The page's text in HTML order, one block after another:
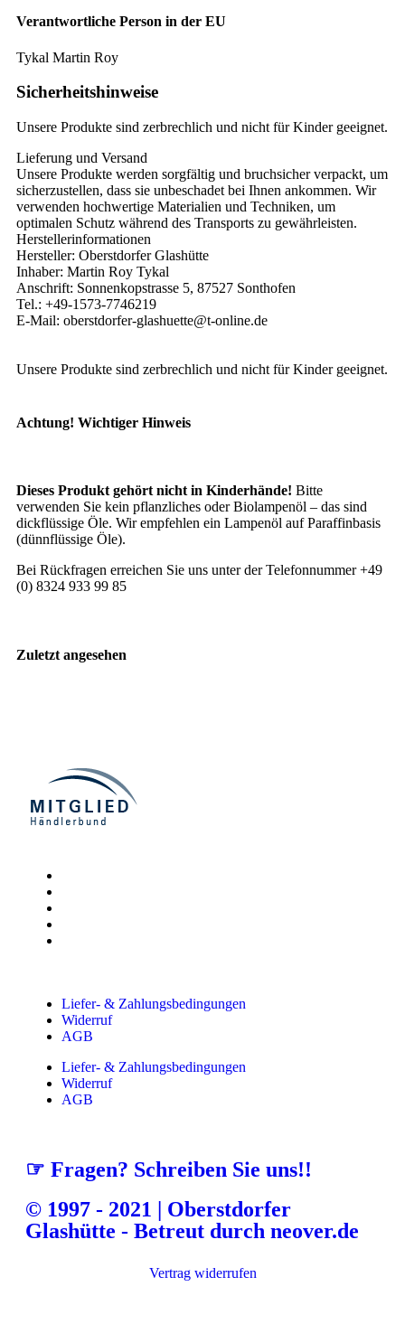
Verantwortliche Person in der EU
Tykal Martin Roy
Sicherheitshinweise
Unsere Produkte sind zerbrechlich und nicht für Kinder geeignet.
Lieferung und Versand
Unsere Produkte werden sorgfältig und bruchsicher verpackt, um
sicherzustellen, dass sie unbeschadet bei Ihnen ankommen. Wir
verwenden hochwertige Materialien und Techniken, um
optimalen Schutz während des Transports zu gewährleisten.
Herstellerinformationen
Hersteller: Oberstdorfer Glashütte
Inhaber: Martin Roy Tykal
Anschrift: Sonnenkopstrasse 5, 87527 Sonthofen
Tel.: +49-1573-7746219
E-Mail: oberstdorfer-glashuette@t-online.de
Unsere Produkte sind zerbrechlich und nicht für Kinder geeignet.
Achtung! Wichtiger Hinweis
Dieses Produkt gehört nicht in Kinderhände! Bitte
verwenden Sie kein pflanzliches oder Biolampenöl – das sind
dickflüssige Öle. Wir empfehlen ein Lampenöl auf Paraffinbasis
(dünnflüssige Öle).
Bei Rückfragen erreichen Sie uns unter der Telefonnummer +49
(0) 8324 933 99 85
Zuletzt angesehen
Liefer- & Zahlungsbedingungen
Widerruf
AGB
Liefer- & Zahlungsbedingungen
Widerruf
AGB
☞ Fragen? Schreiben Sie uns!!
© 1997 - 2021 | Oberstdorfer
Glashütte - Betreut durch neover.de
Vertrag widerrufen